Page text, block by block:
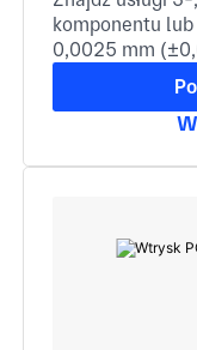
komponentu
0,0025 mm